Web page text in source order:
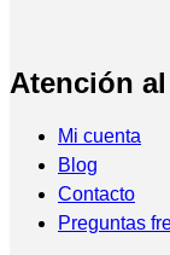
Atención
Mi cuenta
Blog
Contacto
Preguntas